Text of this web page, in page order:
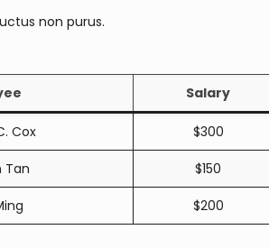
non purus.
Salary
Cox $300
Tan $150
$200